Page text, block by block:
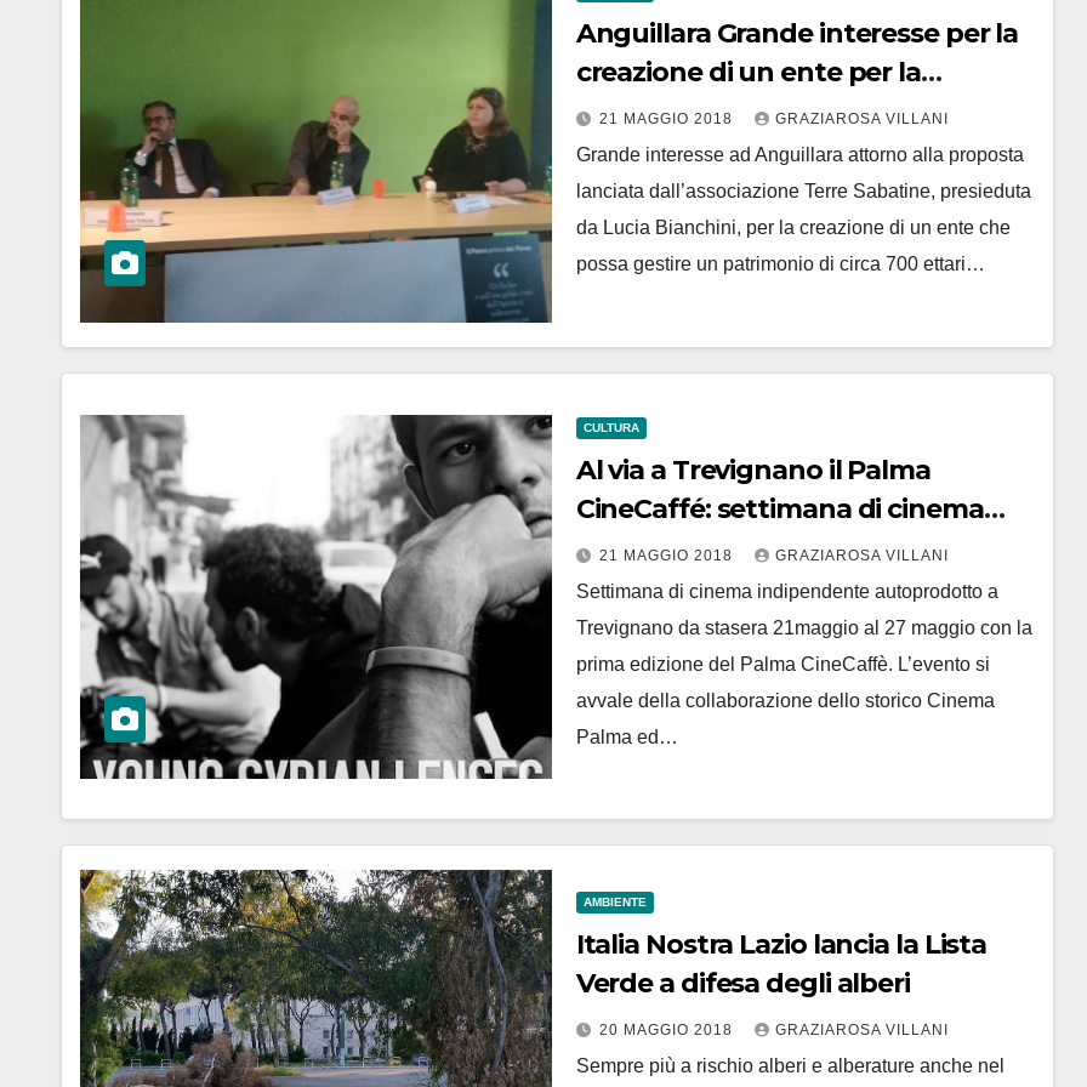
Anguillara Grande interesse per la
creazione di un ente per la
gestione del dominio collettivo
21 MAGGIO 2018 GRAZIAROSA VILLANI
Grande interesse ad Anguillara attorno alla proposta
lanciata dall’associazione Terre Sabatine, presieduta
da Lucia Bianchini, per la creazione di un ente che
possa gestire un patrimonio di circa 700 ettari…
CULTURA
Al via a Trevignano il Palma
CineCaffé: settimana di cinema
indipendente
21 MAGGIO 2018 GRAZIAROSA VILLANI
Settimana di cinema indipendente autoprodotto a
Trevignano da stasera 21maggio al 27 maggio con la
prima edizione del Palma CineCaffè. L’evento si
avvale della collaborazione dello storico Cinema
Palma ed…
AMBIENTE
Italia Nostra Lazio lancia la Lista
Verde a difesa degli alberi
20 MAGGIO 2018 GRAZIAROSA VILLANI
Sempre più a rischio alberi e alberature anche nel